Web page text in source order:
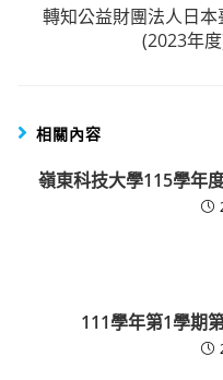
轉知公益財團法人日
(2023年
相關內容
嶺東科技大學115學年
111學年第1學期